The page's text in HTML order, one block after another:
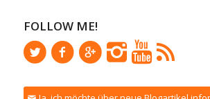
FOLLOW ME!